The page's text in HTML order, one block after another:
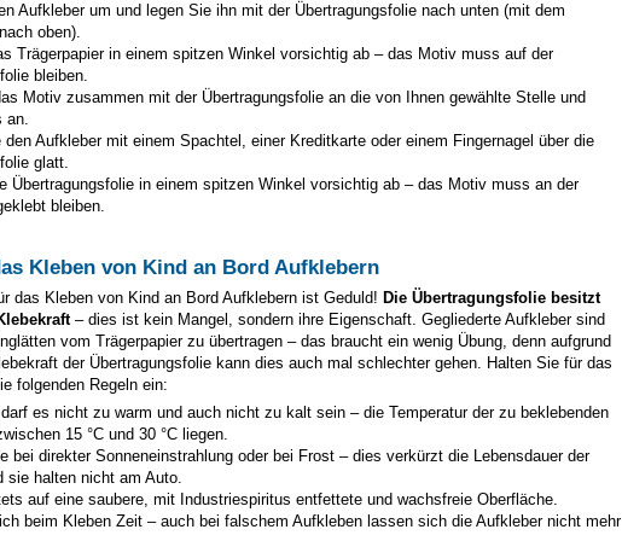
Aufkleber um und legen Sie ihn mit der Übertragungsfolie nach unten (mit dem
oben).
Trägerpapier in einem spitzen Winkel vorsichtig ab – das Motiv muss auf der
bleiben.
Motiv zusammen mit der Übertragungsfolie an die von Ihnen gewählte Stelle und
an.
Aufkleber mit einem Spachtel, einer Kreditkarte oder einem Fingernagel über die
glatt.
Übertragungsfolie in einem spitzen Winkel vorsichtig ab – das Motiv muss an der
bleiben.
Kleben von Kind an Bord Aufklebern
das Kleben von Kind an Bord Aufklebern ist Geduld! Die Übertragungsfolie besitzt
– dies ist kein Mangel, sondern ihre Eigenschaft. Gegliederte Aufkleber sind
vom Trägerpapier zu übertragen – das braucht ein wenig Übung, denn aufgrund
der Übertragungsfolie kann dies auch mal schlechter gehen. Halten Sie für das
folgenden Regeln ein:
es nicht zu warm und auch nicht zu kalt sein – die Temperatur der zu beklebenden
15 °C und 30 °C liegen.
bei direkter Sonneneinstrahlung oder bei Frost – dies verkürzt die Lebensdauer der
sie halten nicht am Auto.
auf eine saubere, mit Industriespiritus entfettete und wachsfreie Oberfläche.
beim Kleben Zeit – auch bei falschem Aufkleben lassen sich die Aufkleber nicht mehr